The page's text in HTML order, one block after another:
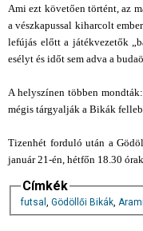
Ami ezt követően történt, az
a vészkapussal kiharcolt
lefújás előtt a játékvezetők
esélyt és időt sem adva a
A helyszínen többen
mégis tárgyalják a Bikák
Tizenhét forduló után a
január 21-én, hétfőn 18.30
Címkék
futsal , Gödöllői Bikák,